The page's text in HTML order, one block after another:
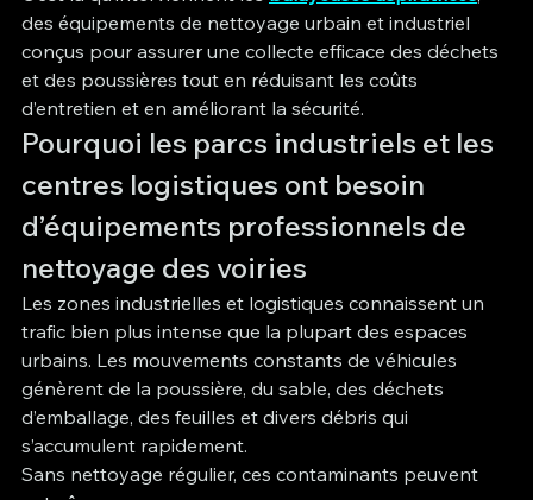
des équipements de nettoyage urbain et industriel
conçus pour assurer une collecte efficace des déchets
et des poussières tout en réduisant les coûts
d’entretien et en améliorant la sécurité.
Pourquoi les parcs industriels et les
centres logistiques ont besoin
d’équipements professionnels de
nettoyage des voiries
Les zones industrielles et logistiques connaissent un
trafic bien plus intense que la plupart des espaces
urbains. Les mouvements constants de véhicules
génèrent de la poussière, du sable, des déchets
d’emballage, des feuilles et divers débris qui
s’accumulent rapidement.
Sans nettoyage régulier, ces contaminants peuvent